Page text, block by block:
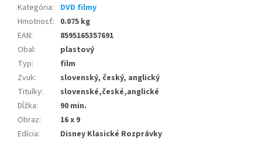
Kategória:
DVD filmy
Hmotnosť: 0.075 kg
EAN:
8595165357691
Obal:
plastový
Typ:
film
Zvuk:
slovenský, český, anglický
Titulky:
slovenské,české,anglické
Dĺžka:
90 min.
Obraz:
16 x 9
Edícia: Disney Klasické Rozprávky